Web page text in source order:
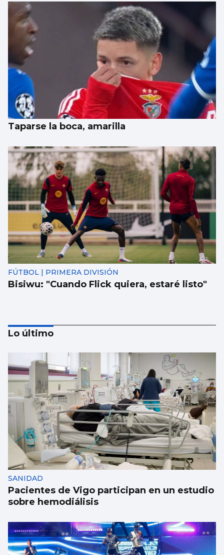
Taparse la boca, amarilla
FÚTBOL | PRIMERA DIVISIÓN
Bisiwu: "Cuando Flick quiera, estaré listo"
NATACIÓN ARTÍSTICA
Iris Tió consigue la medalla de oro en solo
técnico del Europeo de París
Lo último
SANIDAD
Pacientes de Vigo participan en un estudio
sobre hemodiálisis